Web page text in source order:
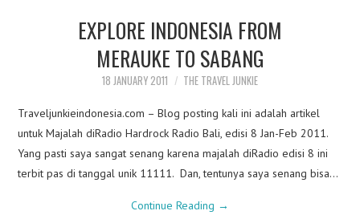
EXPLORE INDONESIA FROM
MERAUKE TO SABANG
18 JANUARY 2011 THE TRAVEL JUNKIE
Traveljunkieindonesia.com – Blog posting kali ini adalah artikel
untuk Majalah diRadio Hardrock Radio Bali, edisi 8 Jan-Feb 2011.
Yang pasti saya sangat senang karena majalah diRadio edisi 8 ini
terbit pas di tanggal unik 11111. Dan, tentunya saya senang bisa…
Continue Reading →